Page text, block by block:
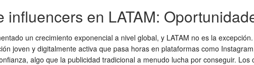
influencers en LATAM:
un crecimiento exponencial a nivel global, y LATAM no es la
joven y digitalmente activa que pasa horas en plataformas como
algo que la publicidad tradicional a menudo lucha por conseguir.